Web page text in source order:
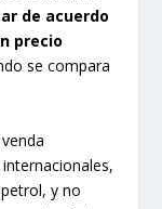
de acuerdo
precio
se compara
y no